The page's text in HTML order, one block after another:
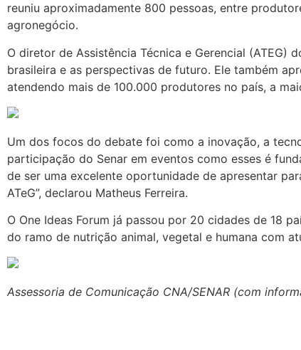
reuniu aproximadamente 800 pessoas, entre
agronegócio.
O diretor de Assistência Técnica e Gerencial (ATEG)
brasileira e as perspectivas de futuro. Ele também
atendendo mais de 100.000 produtores no país, a
Um dos focos do debate foi como a inovação, a
participação do Senar em eventos como esses é
de ser uma excelente oportunidade de apresentar
ATeG”, declarou Matheus Ferreira.
O One Ideas Forum já passou por 20 cidades de 18
do ramo de nutrição animal, vegetal e humana com
Assessoria de Comunicação CNA/SENAR (com